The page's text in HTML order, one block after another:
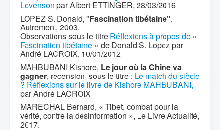
Levenson par Albert ETTINGER, 28/03/2016
LOPEZ S. Donald, "Fascination tibétaine",
Autrement, 2003.
Observations sous le titre Réflexions à propos de «
Fascination tibétaine » de Donald S. Lopez par
André LACROIX, 10/01/2012
MAHBUBANI Kishore, Le jour où la Chine va
gagner, recension sous le titre : Le match du siècle
? Réflexions sur le livre de Kishore MAHBUBANI,
par André LACROIX
MARECHAL Bernard, « Tibet, combat pour la
vérité, contre la désinformation », Le Livre Actualité,
2017.